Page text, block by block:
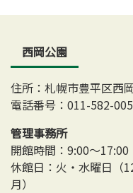
西岡公園
住所：札幌市豊平区西
電話番号：011-582-
管理事務所
開館時間：9:00～17:00
休館日：火・水曜日（
月）